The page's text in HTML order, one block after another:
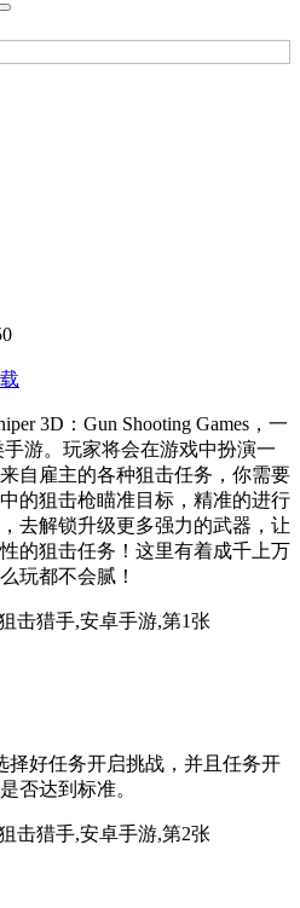
3D：Gun Shooting Games，一
游。玩家将会在游戏中扮演一
自雇主的各种狙击任务，你需要
的狙击枪瞄准目标，精准的进行
去解锁升级更多强力的武器，让
的狙击任务！这里有着成千上万
玩都不会腻！
择好任务开启挑战，并且任务开
否达到标准。